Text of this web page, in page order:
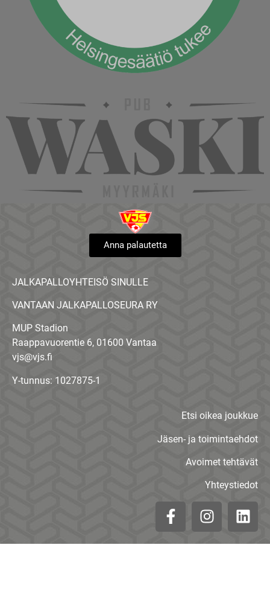
Anna palautetta
JALKAPALLOYHTEISÖ SINULLE
VANTAAN JALKAPALLOSEURA RY
MUP Stadion
Raappavuorentie 6, 01600 Vantaa
vjs@vjs.fi
Y-tunnus: 1027875-1
Etsi oikea joukkue
Jäsen- ja toimintaehdot
Avoimet tehtävät
Yhteystiedot